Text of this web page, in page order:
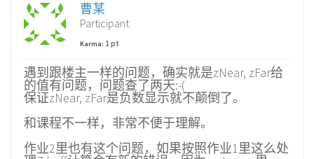
曹某
Participant
Karma: 1 pt
遇到跟楼主一样的问题，确实就是zNear, zFar给
的值有问题，问题查了两天:-(
保证zNear, zFar是负数显示就不颠倒了。
和课程不一样，非常不便于理解。
作业2里也有这个问题，如果按照作业1里这么处